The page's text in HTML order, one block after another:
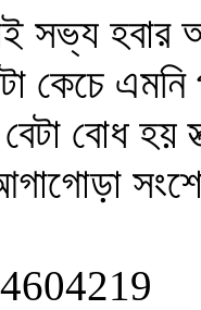
সভ্য হবার
কেচে
বোধ হয়